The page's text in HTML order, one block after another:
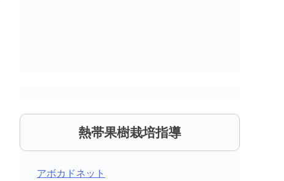
熱帯果樹栽培指導
アボカドネット